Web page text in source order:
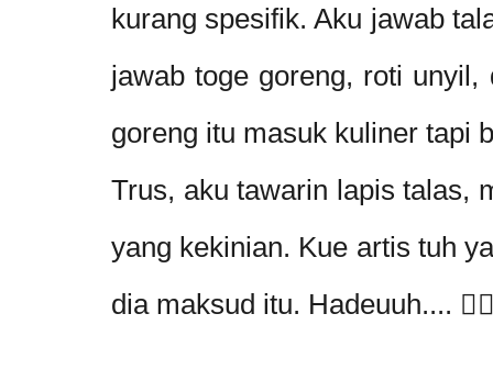
kurang spesifik. Aku jawab
jawab toge goreng, roti
goreng itu masuk kuliner tapi
Trus, aku tawarin lapis talas,
yang kekinian. Kue artis tuh
dia maksud itu. Hadeuuh....